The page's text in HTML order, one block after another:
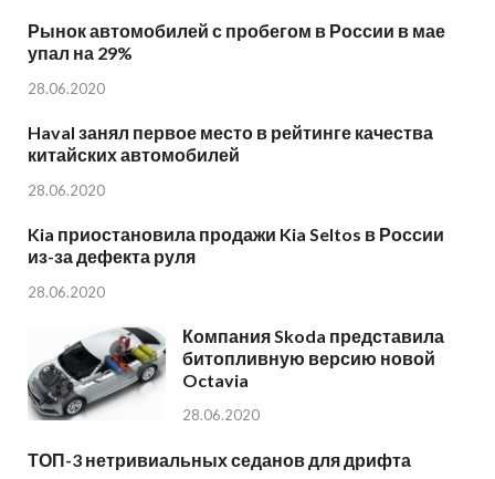
Рынок автомобилей с пробегом в России в мае
упал на 29%
28.06.2020
Haval занял первое место в рейтинге качества
китайских автомобилей
28.06.2020
Kia приостановила продажи Kia Seltos в России
из-за дефекта руля
28.06.2020
Компания Skoda представила
битопливную версию новой
Octavia
28.06.2020
ТОП-3 нетривиальных седанов для дрифта